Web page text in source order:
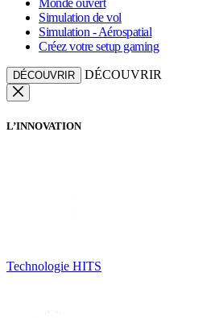
Monde ouvert
Simulation de vol
Simulation - Aérospatial
Créez votre setup gaming
DÉCOUVRIR DÉCOUVRIR
L’INNOVATION
Technologie HITS